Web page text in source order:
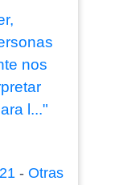
nos
l..."
- Otras